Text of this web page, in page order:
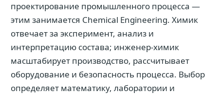
проектирование промышленного процесса —
этим занимается Chemical Engineering. Химик
отвечает за эксперимент, анализ и
интерпретацию состава; инженер‑химик
масштабирует производство, рассчитывает
оборудование и безопасность процесса. Выбор
определяет математику, лаборатории и